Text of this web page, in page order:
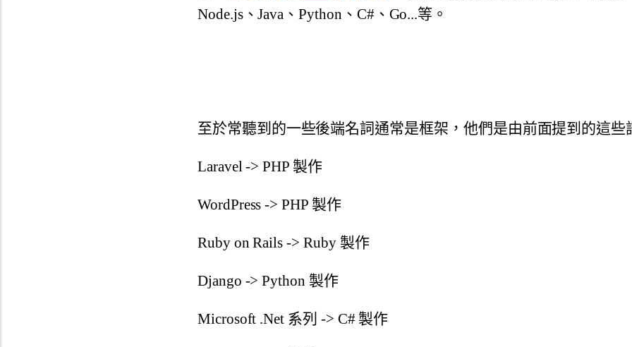
Node.js、Java、Python、C#、Go...等。
至於常聽到的一些後端名詞通常是框架，他們是由前面提到的這些
Laravel -> PHP 製作
WordPress -> PHP 製作
Ruby on Rails -> Ruby 製作
Django -> Python 製作
Microsoft .Net 系列 -> C# 製作